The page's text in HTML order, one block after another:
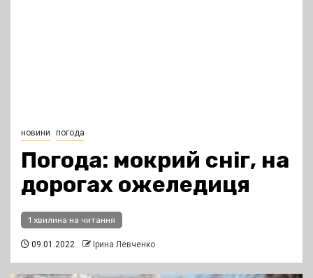
новини погода
Погода: мокрий сніг, на
дорогах ожеледиця
1 хвилина на читання
09.01.2022 Ірина Левченко